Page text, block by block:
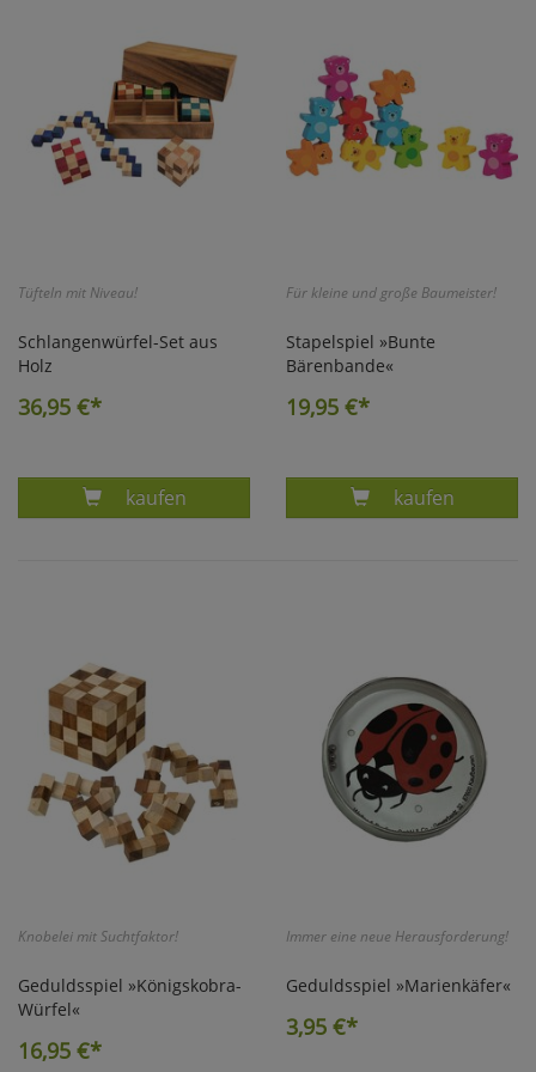
Tüfteln mit Niveau!
Schlangenwürfel-Set aus
Holz
36,95 €*
Produkt SCHLANGENWÜRFEL-SET IN
kaufen
Für kleine und große Baumeister!
Stapelspiel »Bunte
Bärenbande«
19,95 €*
Produkt
kaufen
Knobelei mit Suchtfaktor!
Geduldsspiel »Königskobra-
Würfel«
16,95 €*
Immer eine neue Herausforderung!
Geduldsspiel »Marienkäfer«
3,95 €*
Umfragetools
zurückzu Haupptseite